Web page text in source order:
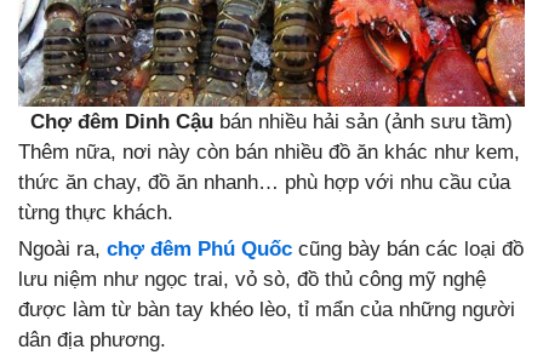
Chợ đêm Dinh Cậu bán nhiều hải sản (ảnh sưu tầm)
Thêm nữa, nơi này còn bán nhiều đồ ăn khác như kem,
thức ăn chay, đồ ăn nhanh… phù hợp với nhu cầu của
từng thực khách.
Ngoài ra, chợ đêm Phú Quốc cũng bày bán các loại đồ
lưu niệm như ngọc trai, vỏ sò, đồ thủ công mỹ nghệ
được làm từ bàn tay khéo lèo, tỉ mẩn của những người
dân địa phương.